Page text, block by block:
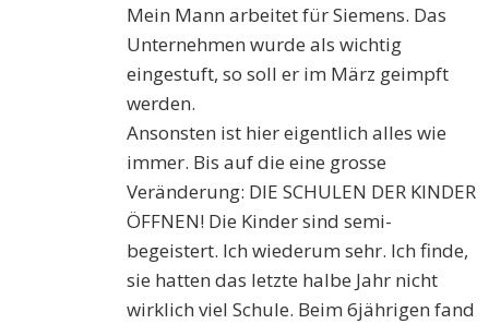
Mein Mann arbeitet für Siemens. Das
Unternehmen wurde als wichtig
eingestuft, so soll er im März geimpft
werden.
Ansonsten ist hier eigentlich alles wie
immer. Bis auf die eine grosse
Veränderung: DIE SCHULEN DER KINDER
ÖFFNEN! Die Kinder sind semi-
begeistert. Ich wiederum sehr. Ich finde,
sie hatten das letzte halbe Jahr nicht
wirklich viel Schule. Beim 6jährigen fand